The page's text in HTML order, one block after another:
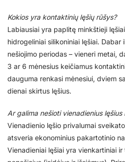
Kokios yra kontaktinių lęšių rūšys?
Labiausiai yra paplitę minkštieji
hidrogeliniai silikoniniai lęšiai. Dabar
nešiojimo periodas – vieneri metai,
3 ar 6 mėnesius keičiamus
dauguma renkasi mėnesiui, dviem
dienai skirtus lęšius.
Ar galima nešioti vienadienius lęšius
Vienadienio lęšio privalumai
atsveria ekonominius pakartotinio
Vienadieniai lęšiai yra vienkartiniai